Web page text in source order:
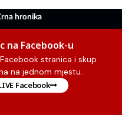
hronika
na Facebook-u
stranica i skup
na jednom mjestu.
Facebook